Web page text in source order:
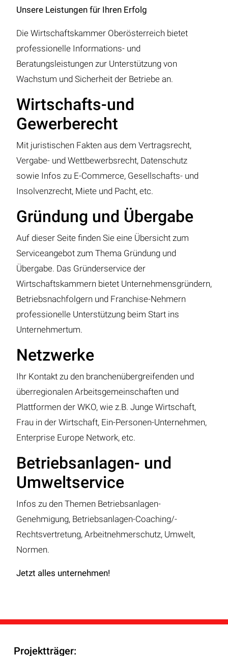
Unsere Leistungen für Ihren Erfolg
Die Wirtschaftskammer Oberösterreich bietet
professionelle Informations- und
Beratungsleistungen zur Unterstützung von
Wachstum und Sicherheit der Betriebe an.
Wirtschafts-und
Gewerberecht
Mit juristischen Fakten aus dem Vertragsrecht,
Vergabe- und Wettbewerbsrecht, Datenschutz
sowie Infos zu E-Commerce, Gesellschafts- und
Insolvenzrecht, Miete und Pacht, etc.
Gründung und Übergabe
Auf dieser Seite finden Sie eine Übersicht zum
Serviceangebot zum Thema Gründung und
Übergabe. Das Gründerservice der
Wirtschaftskammern bietet Unternehmensgründern,
Betriebsnachfolgern und Franchise-Nehmern
professionelle Unterstützung beim Start ins
Unternehmertum.
Netzwerke
Ihr Kontakt zu den branchenübergreifenden und
überregionalen Arbeitsgemeinschaften und
Plattformen der WKO, wie z.B. Junge Wirtschaft,
Frau in der Wirtschaft, Ein-Personen-Unternehmen,
Enterprise Europe Network, etc.
Betriebsanlagen- und
Umweltservice
Infos zu den Themen Betriebsanlagen-
Genehmigung, Betriebsanlagen-Coaching/-
Rechtsvertretung, Arbeitnehmerschutz, Umwelt,
Normen.
Jetzt alles unternehmen!
Projektträger: